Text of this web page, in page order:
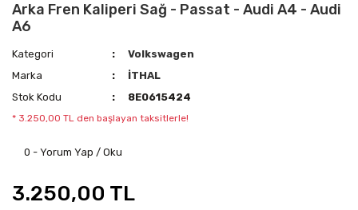
Arka Fren Kaliperi Sağ - Passat - Audi A4 - Audi
A6
Kategori
Volkswagen
Marka
İTHAL
Stok Kodu
8E0615424
* 3.250,00 TL den başlayan taksitlerle!
0 - Yorum Yap / Oku
3.250,00 TL